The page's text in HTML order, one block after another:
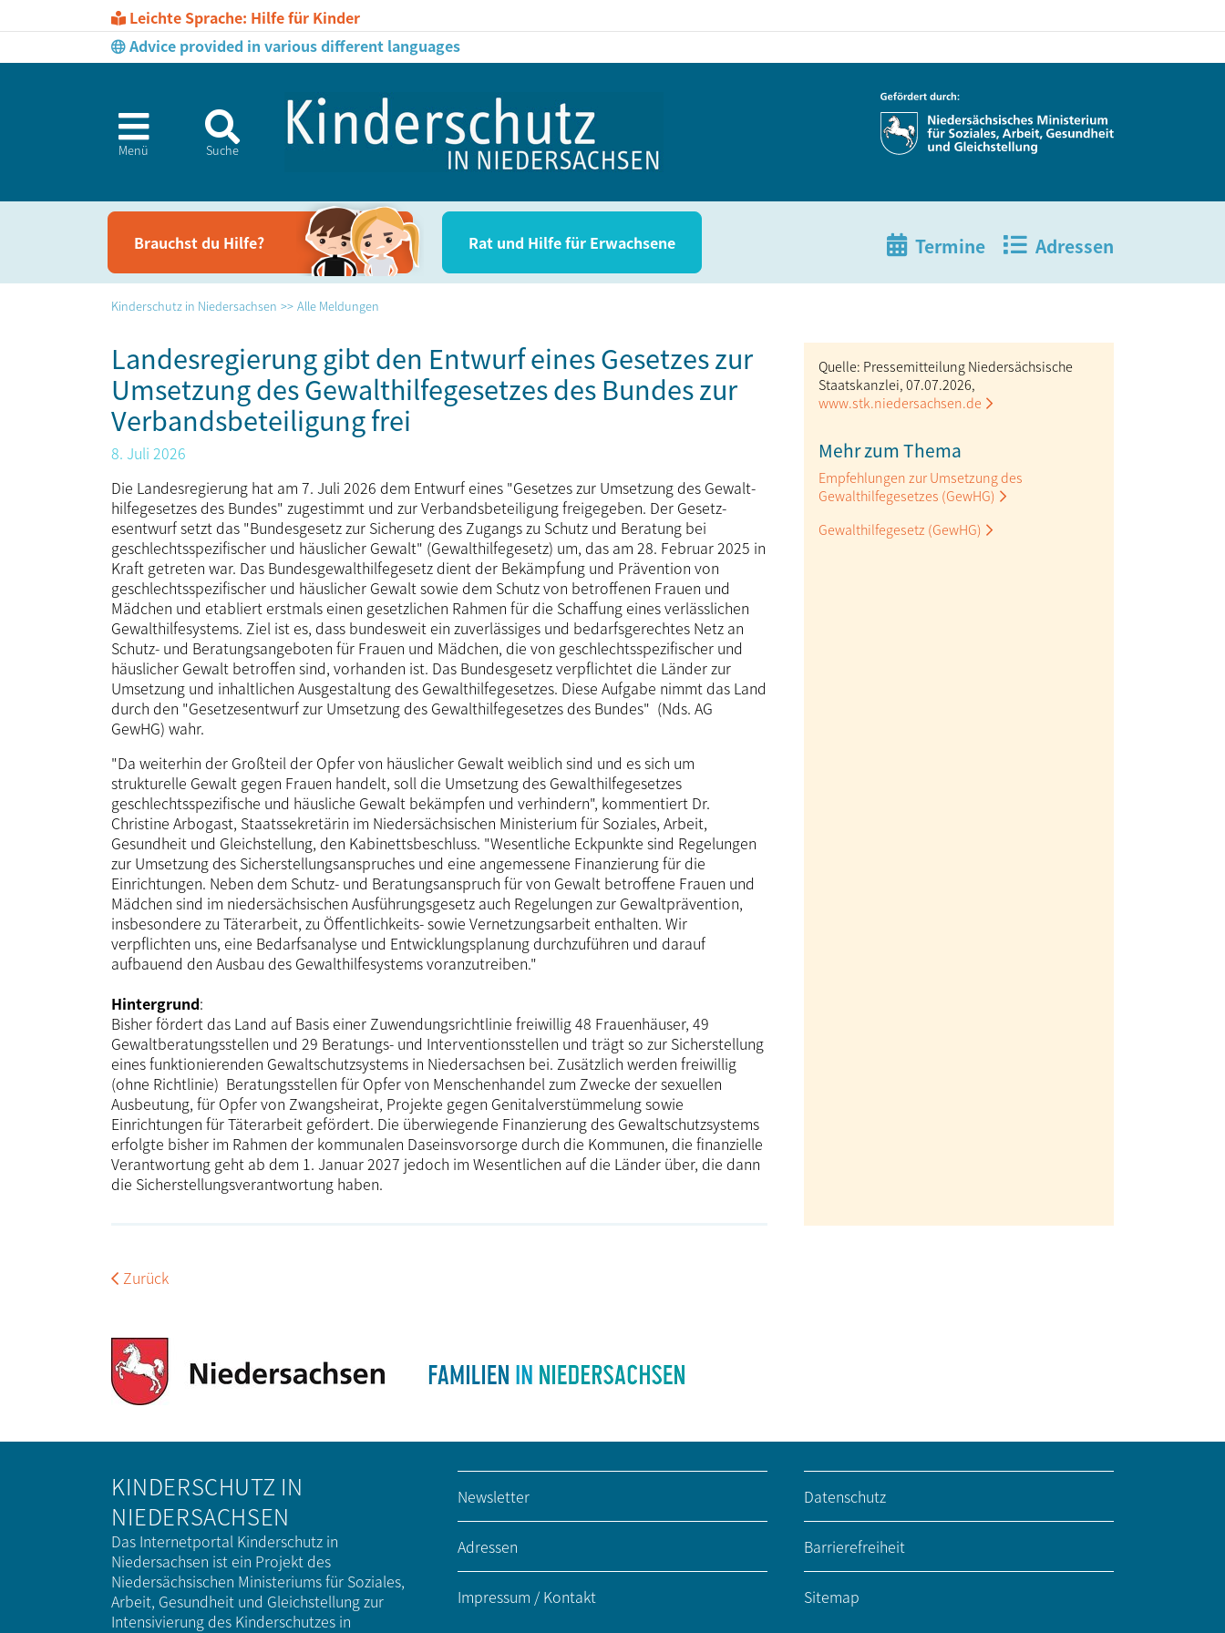
Leichte Sprache: Hilfe für Kinder
Advice provided in various different languages
Menü Suche
Brauchst du Hil­fe? Rat und Hil­fe für Erwachsene Termine Adressen
Kinderschutz in Niedersachsen Alle Meldungen
Landesregierung gibt den Entwurf eines Gesetzes zur
Umsetzung des Gewalthilfegesetzes des Bundes zur
Verbandsbeteiligung frei
8. Juli 2026
Die Landesregierung hat am 7. Juli 2026 dem Entwurf eines "Gesetzes zur Umsetzung des Gewalt­
hilfe­gesetzes des Bundes" zugestimmt und zur Verbands­beteiligung freigegeben. Der Gesetz­
esentwurf setzt das "Bundesgesetz zur Sicherung des Zugangs zu Schutz und Beratung bei
geschlechts­spezifischer und häuslicher Gewalt" (Gewalthilfegesetz) um, das am 28. Februar 2025 in
Kraft getreten war. Das Bundes­gewalt­hilfe­gesetz dient der Bekämpfung und Prävention von
geschlechts­spezifischer und häuslicher Gewalt sowie dem Schutz von betroffenen Frauen und
Mädchen und etabliert erstmals einen gesetzlichen Rahmen für die Schaffung eines verlässlichen
Gewalt­hilfe­systems. Ziel ist es, dass bundesweit ein zuverlässiges und bedarfs­gerechtes Netz an
Schutz- und Beratungs­angeboten für Frauen und Mädchen, die von geschlechts­spezifischer und
häuslicher Gewalt betroffen sind, vor­handen ist. Das Bundes­gesetz verpflichtet die Länder zur
Umsetzung und inhaltlichen Ausgestaltung des Gewalt­hilfe­gesetzes. Diese Aufgabe nimmt das Land
durch den "Gesetzes­entwurf zur Umsetzung des Gewalt­hilfe­gesetzes des Bundes" (Nds. AG
GewHG) wahr.
"Da weiterhin der Großteil der Opfer von häuslicher Gewalt weiblich sind und es sich um
strukturelle Gewalt gegen Frauen handelt, soll die Umsetzung des Gewalthilfegesetzes
geschlechtsspezifische und häusliche Gewalt bekämpfen und verhindern", kommentiert Dr.
Christine Arbogast, Staatssekretärin im Niedersächsischen Ministerium für Soziales, Arbeit,
Gesundheit und Gleichstellung, den Kabinettsbeschluss. "Wesentliche Eckpunkte sind Regelungen
zur Umsetzung des Sicherstellungsanspruches und eine angemessene Finanzierung für die
Einrichtungen. Neben dem Schutz- und Beratungsanspruch für von Gewalt betroffene Frauen und
Mädchen sind im niedersächsischen Ausführungsgesetz auch Regelungen zur Gewaltprävention,
insbesondere zu Täter­arbeit, zu Öffentlichkeits- sowie Vernetzungsarbeit enthalten. Wir
verpflichten uns, eine Bedarfsanalyse und Entwicklungsplanung durchzuführen und darauf
aufbauend den Ausbau des Gewalthilfesystems voranzutreiben."
Hintergrund:
Bisher fördert das Land auf Basis einer Zuwendungsrichtlinie freiwillig 48 Frauenhäuser, 49
Gewaltberatungsstellen und 29 Beratungs- und Interventions­stellen und trägt so zur Sicherstellung
eines funktionierenden Gewaltschutzsystems in Niedersachsen bei. Zusätzlich werden freiwillig
(ohne Richtlinie) Beratungsstellen für Opfer von Menschenhandel zum Zwecke der sexuellen
Ausbeutung, für Opfer von Zwangsheirat, Projekte gegen Genital­ver­stümmelung sowie
Einrichtungen für Täterarbeit gefördert. Die überwiegende Finanzierung des Gewaltschutzsystems
erfolgte bisher im Rahmen der kommunalen Daseinsvorsorge durch die Kommunen, die finanzielle
Verantwortung geht ab dem 1. Januar 2027 jedoch im Wesentlichen auf die Länder über, die dann
die Sicherstellungsverantwortung haben.
Quelle: Pressemitteilung Niedersächsische
Staatskanzlei, 07.07.2026,
www.stk.niedersachsen.de
Mehr zum Thema
Empfehlungen zur Umsetzung des
Gewalthilfegesetzes (GewHG)
Gewalthilfegesetz (GewHG)
Zurück
KINDERSCHUTZ IN
NIEDERSACHSEN
Das Internetportal Kinderschutz in
Niedersachsen ist ein Projekt des
Niedersächsischen Ministeriums für Soziales,
Arbeit, Gesundheit und Gleichstellung zur
Intensivierung des Kinderschutzes in
Newsletter
Adressen
Impressum / Kontakt
Datenschutz
Barrierefreiheit
Sitemap